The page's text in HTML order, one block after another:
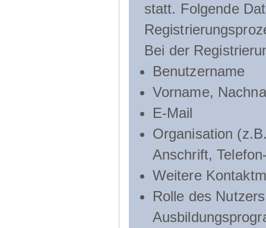
statt. Folgende
Bei der
Benutzername
Vorname,
E-Mail
Organisation
Anschrift,
Weitere
Rolle des